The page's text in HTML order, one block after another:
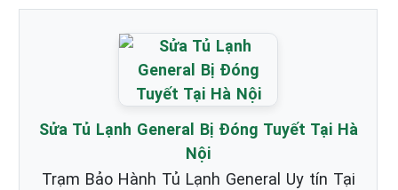
Sửa Tủ Lạnh General Bị Đóng Tuyết Tại Hà
Nội
Trạm Bảo Hành Tủ Lạnh General Uy tín Tại